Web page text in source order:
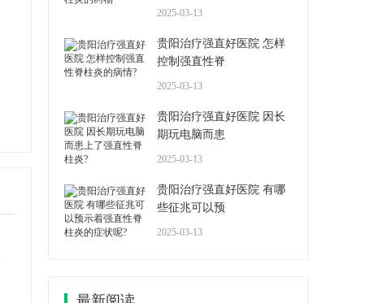
2025-03-13
贵阳治疗强直好医院 怎样
控制强直性脊
2025-03-13
贵阳治疗强直好医院 因长
期玩电脑而患
2025-03-13
贵阳治疗强直好医院 有哪
些征兆可以预
2025-03-13